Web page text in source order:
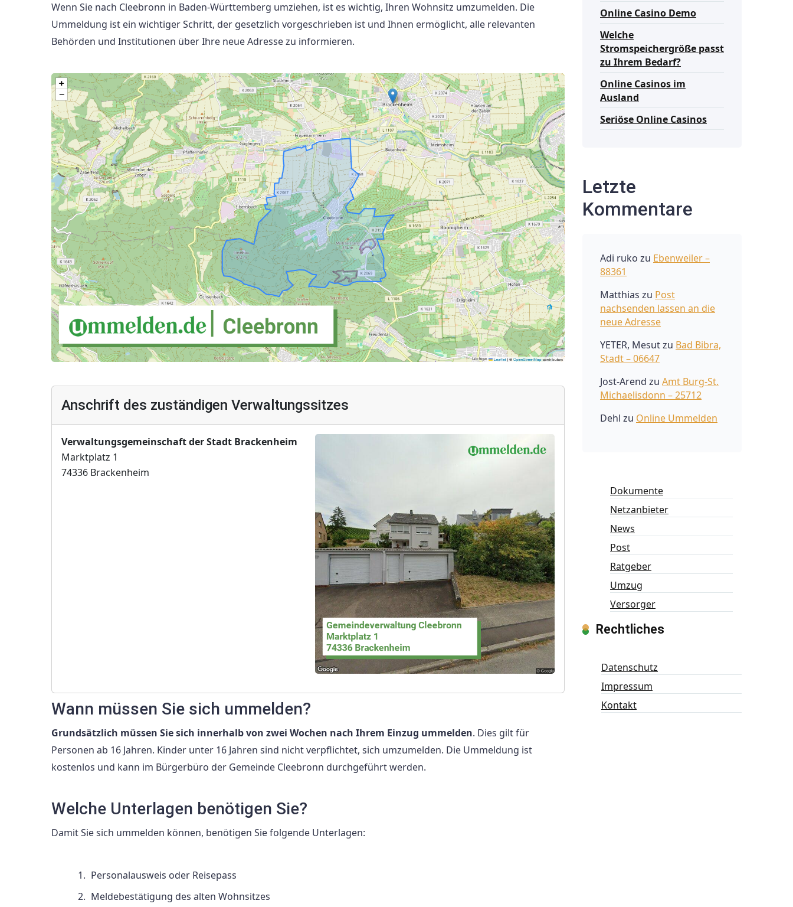
Wenn Sie nach Cleebronn in Baden-Württemberg umziehen, ist es wichtig, Ihren Wohnsitz umzumelden. Die
Ummeldung ist ein wichtiger Schritt, der gesetzlich vorgeschrieben ist und Ihnen ermöglicht, alle relevanten
Behörden und Institutionen über Ihre neue Adresse zu informieren.
Anschrift des zuständigen Verwaltungssitzes
Verwaltungsgemeinschaft der Stadt Brackenheim
Marktplatz 1
74336 Brackenheim
Wann müssen Sie sich ummelden?
Grundsätzlich müssen Sie sich innerhalb von zwei Wochen nach Ihrem Einzug ummelden. Dies gilt für
Personen ab 16 Jahren. Kinder unter 16 Jahren sind nicht verpflichtet, sich umzumelden. Die Ummeldung ist
kostenlos und kann im Bürgerbüro der Gemeinde Cleebronn durchgeführt werden.
Welche Unterlagen benötigen Sie?
Damit Sie sich ummelden können, benötigen Sie folgende Unterlagen:
Personalausweis oder Reisepass
Meldebestätigung des alten Wohnsitzes
Online Casino Demo
Welche
Stromspeichergröße passt
zu Ihrem Bedarf?
Online Casinos im
Ausland
Seriöse Online Casinos
Letzte
Kommentare
Adi ruko zu Ebenweiler –
88361
Matthias zu Post
nachsenden lassen an die
neue Adresse
YETER, Mesutzu Bad Bibra,
Stadt – 06647
Jost-Arend zu Amt Burg-St.
Michaelisdonn – 25712
Dehl zu Online Ummelden
Dokumente
Netzanbieter
News
Post
Ratgeber
Umzug
Versorger
Rechtliches
Datenschutz
Impressum
Kontakt